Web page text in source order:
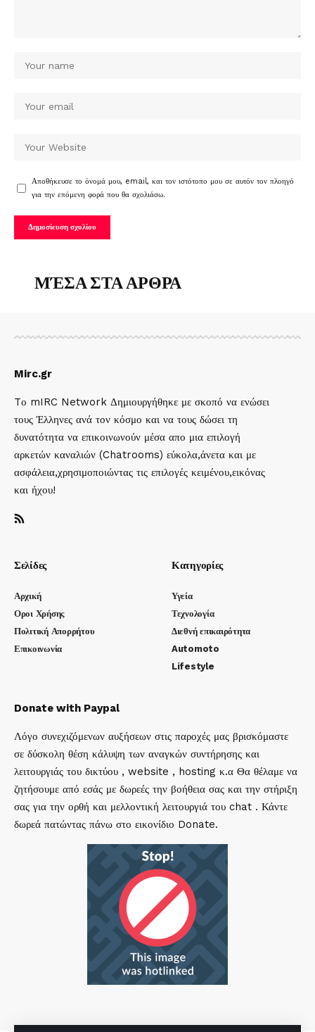
Αποθήκευσε το όνομά μου, email, και τον ιστότοπο μου σε αυτόν τον πλοηγό
για την επόμενη φορά που θα σχολιάσω.
ΜΈΣΑ ΣΤΑ ΑΡΘΡΑ
Mirc.gr
Tο mIRC Network Δημιουργήθηκε με σκοπό να ενώσει
τους Έλληνες ανά τον κόσμο και να τους δώσει τη
δυνατότητα να επικοινωνούν μέσα απο μια επιλογή
αρκετών καναλιών (Chatrooms) εύκολα,άνετα και με
ασφάλεια,χρησιμοποιώντας τις επιλογές κειμένου,εικόνας
και ήχου!
Σελίδες
Αρχική
Οροι Χρήσης
Πολιτική Απορρήτου
Επικοινωνία
Κατηγορίες
Υγεία
Τεχνολογία
Διεθνή επικαιρότητα
Automoto
Lifestyle
Donate with Paypal
Λόγο συνεχιζόμενων αυξήσεων στις παροχές μας βρισκόμαστε
σε δύσκολη θέση κάλυψη των αναγκών συντήρησης και
λειτουργιάς του δικτύου , website , hosting κ.α Θα θέλαμε να
ζητήσουμε από εσάς με δωρεές την βοήθεια σας και την στήριξη
σας για την ορθή και μελλοντική λειτουργιά του chat . Κάντε
δωρεά πατώντας πάνω στο εικονίδιο Donate.